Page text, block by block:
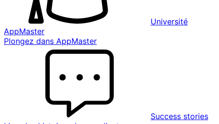
Université
AppMaster
Plongez dans AppMaster
Success stories